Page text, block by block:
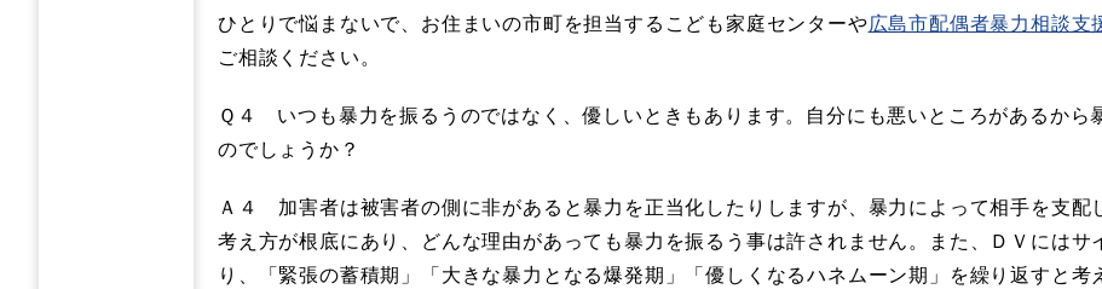
ひとりで悩まないで、お住まいの市町を担当するこども家庭センターや広島市配偶者暴力相談支
ご相談ください。
Ｑ４ いつも暴力を振るうのではなく、優しいときもあります。自分にも悪いところがあるから
のでしょうか？
Ａ４ 加害者は被害者の側に非があると暴力を正当化したりしますが、暴力によって相手を支配
考え方が根底にあり、どんな理由があっても暴力を振るう事は許されません。また、ＤＶにはサ
り、「緊張の蓄積期」「大きな暴力となる爆発期」「優しくなるハネムーン期」を繰り返すと考